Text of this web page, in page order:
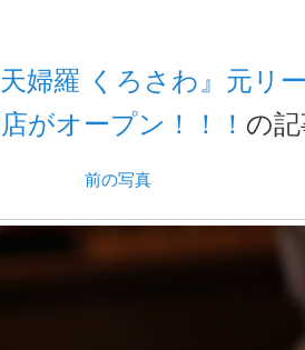
婦羅 くろさわ』元リ
がオープン！！！ の
前の写真